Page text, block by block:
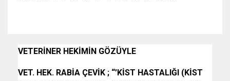
VETERİNER HEKİMİN GÖZÜYLE
VET. HEK. RABİA ÇEVİK ; “’KİST HASTALIĞI (KİST